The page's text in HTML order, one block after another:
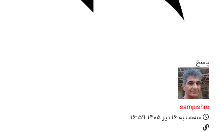
پاسخ
sampishro
سه‌شنبه ۱۶ تیر ۱۴۰۵ ۱۶:۵۹